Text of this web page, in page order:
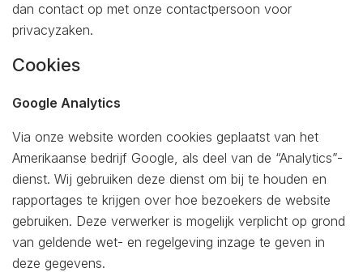
dan contact op met onze contactpersoon voor
privacyzaken.
Cookies
Google Analytics
Via onze website worden cookies geplaatst van het
Amerikaanse bedrijf Google, als deel van de “Analytics”-
dienst. Wij gebruiken deze dienst om bij te houden en
rapportages te krijgen over hoe bezoekers de website
gebruiken. Deze verwerker is mogelijk verplicht op grond
van geldende wet- en regelgeving inzage te geven in
deze gegevens.